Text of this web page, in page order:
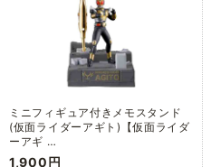
ミニフィギュア付きメモスタンド
(仮面ライダーアギト)【仮面ライダ
ーアギ …
1,900円